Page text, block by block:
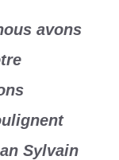
avons
Sylvain